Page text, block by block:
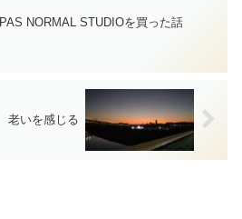
PAS NORMAL STUDIOを買った話
老いを感じる